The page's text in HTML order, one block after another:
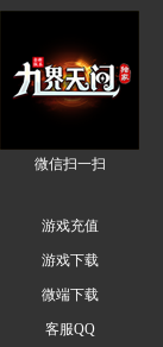
微信扫一扫
游戏充值
游戏下载
微端下载
客服QQ